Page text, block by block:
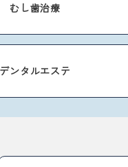
むし歯治療
デンタルエステ